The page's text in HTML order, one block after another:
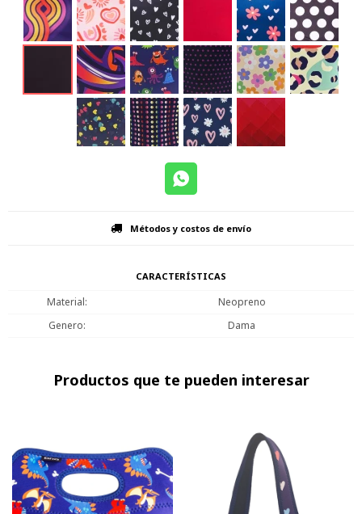
Métodos y costos de envío
CARACTERÍSTICAS
Material
Neopreno
Genero
Dama
Productos que te pueden interesar